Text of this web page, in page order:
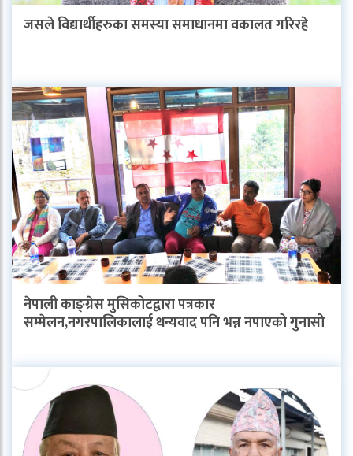
जसले विद्यार्थीहरुका समस्या समाधानमा वकालत गरिरहे
नेपाली काङ्ग्रेस मुसिकोटद्वारा पत्रकार
सम्मेलन,नगरपालिकालाई धन्यवाद पनि भन्न नपाएको गुनासो